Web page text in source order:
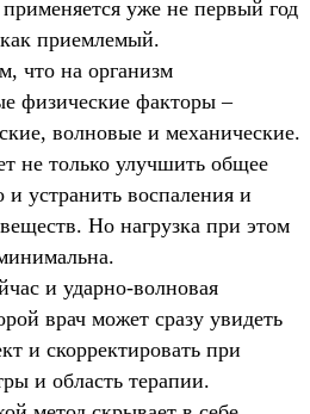
уже не первый год
приемлемый.
что на организм
физические факторы –
волновые и механические.
не только улучшить общее
и устранить воспаления и
Но нагрузка при этом
и ударно-волновая
врач может сразу увидеть
и скорректировать при
и область терапии.